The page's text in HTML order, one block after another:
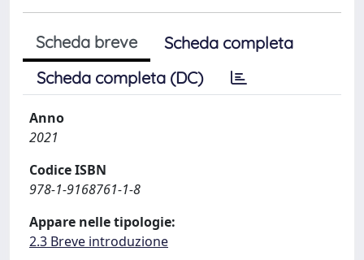
Scheda breve
Scheda completa
Scheda completa (DC)
Anno
2021
Codice ISBN
978-1-9168761-1-8
Appare nelle tipologie:
2.3 Breve introduzione